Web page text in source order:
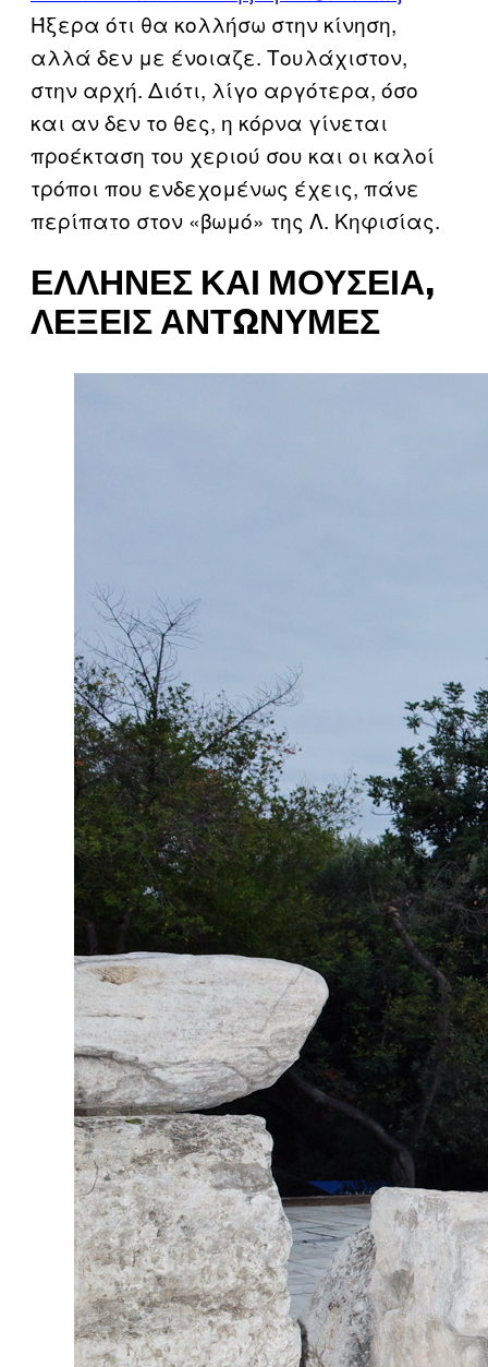
Ήξερα ότι θα κολλήσω στην κίνηση,
αλλά δεν με ένοιαζε. Τουλάχιστον,
στην αρχή. Διότι, λίγο αργότερα, όσο
και αν δεν το θες, η κόρνα γίνεται
προέκταση του χεριού σου και οι καλοί
τρόποι που ενδεχομένως έχεις, πάνε
περίπατο στον «βωμό» της Λ. Κηφισίας.
ΈΛΛΗΝΕΣ ΚΑΙ ΜΟΥΣΕΊΑ,
ΛΈΞΕΙΣ ΑΝΤΏΝΥΜΕΣ